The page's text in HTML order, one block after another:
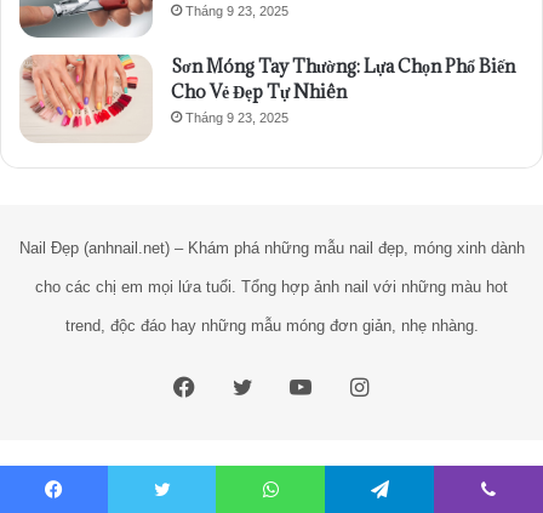
Tháng 9 23, 2025
Sơn Móng Tay Thường: Lựa Chọn Phổ Biến
Cho Vẻ Đẹp Tự Nhiên
Tháng 9 23, 2025
Nail Đẹp (anhnail.net) – Khám phá những mẫu nail đẹp, móng xinh dành
cho các chị em mọi lứa tuổi. Tổng hợp ảnh nail với những màu hot
trend, độc đáo hay những mẫu móng đơn giản, nhẹ nhàng.
FacebookTwitterYouTubeInstagram
venicestore Trường tốt nhất Khóa Học tiếng Anh Vua Gà Nướng